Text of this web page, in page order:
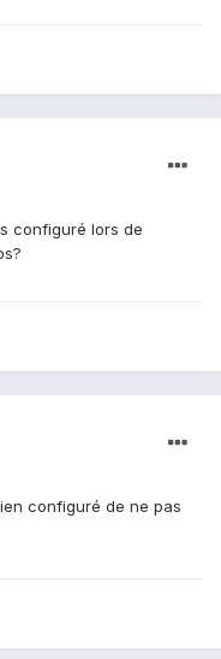
configuré lors de
configuré de ne pas